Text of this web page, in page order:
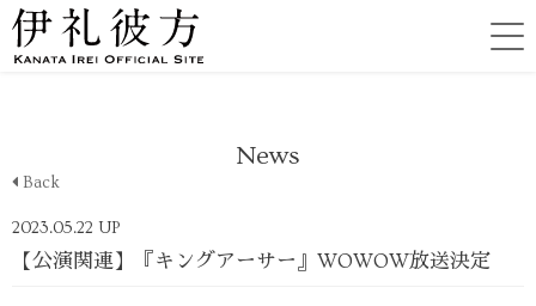
News
Back
2023.05.22 UP
【公演関連】『キングアーサー』WOWOW放送決定